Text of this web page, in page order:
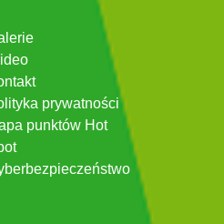
prywatności
punktów Hot